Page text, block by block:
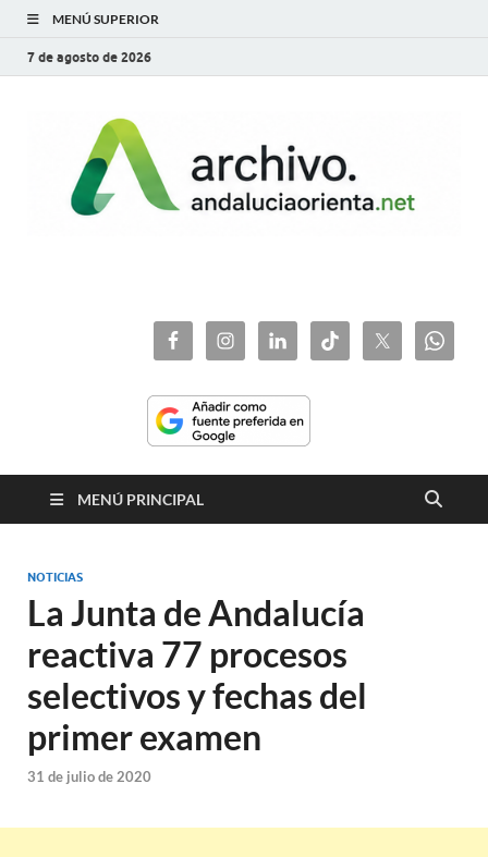
MENÚ SUPERIOR
7 de agosto de 2026
MENÚ PRINCIPAL
NOTICIAS
La Junta de Andalucía
reactiva 77 procesos
selectivos y fechas del
primer examen
31 de julio de 2020